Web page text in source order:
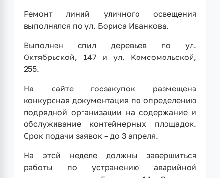
Ремонт линий уличного освещения
выполнялся по ул. Бориса Иванкова.
Выполнен спил деревьев по ул.
Октябрьской, 147 и ул. Комсомольской,
255.
На сайте госзакупок размещена
конкурсная документация по определению
подрядной организации на содержание и
обслуживание контейнерных площадок.
Срок подачи заявок – до 3 апреля.
На этой неделе должны завершиться
работы по устранению аварийной